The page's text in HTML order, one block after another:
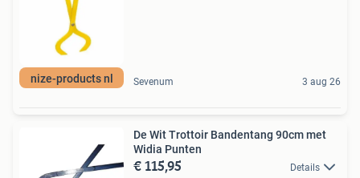
nize-products nl Sevenum 3 aug 26
De Wit Trottoir Bandentang 90cm met
Widia Punten
€ 115,95 Details